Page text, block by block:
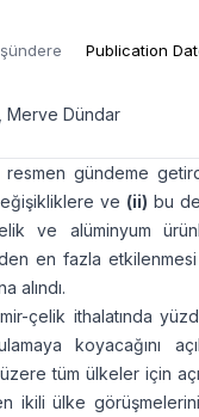
Publication
Merve Dündar
gündeme
ve (ii) bu
ve alüminyum
en fazla etkilenmesi
alındı.
çelik ithalatında
koyacağını
tüm ülkeler için
ikili ülke